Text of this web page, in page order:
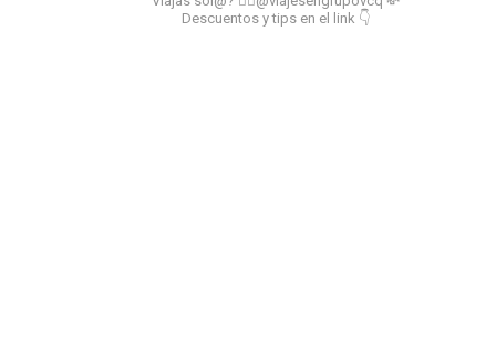
Descuentos y tips en el link 👇